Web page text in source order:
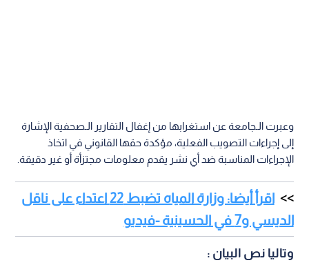
وعبرت الـجامعة عن استغرابها من إغفال التقارير الـصحفية الإشارة
إلى إجراءات التصويب الفعلية، مؤكدة حقها القانوني في اتخاذ
الإجراءات المناسبة ضد أي نشر يقدم معلومات مجتزأة أو غير دقيقة.
اقرأ أيضا: وزارة المياه تضبط 22 اعتداء على ناقل
الديسي و7 في الحسينية -فيديو
وتاليا نص البيان :